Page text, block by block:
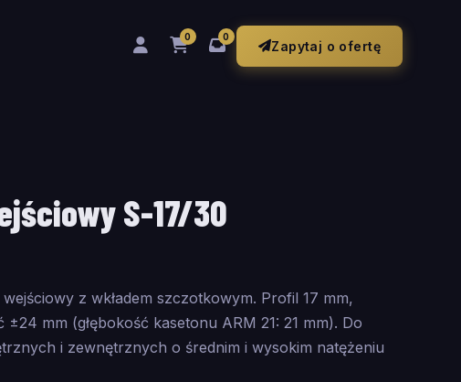
0 0
Zapytaj o ofertę
S-17/30
z wkładem szczotkowym. Profil 17 mm,
±24 mm (głębokość kasetonu ARM 21: 21 mm). Do
i zewnętrznych o średnim i wysokim natężeniu